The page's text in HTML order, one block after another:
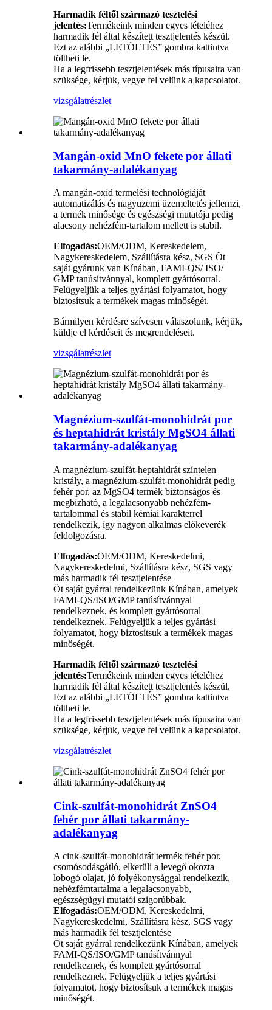
Harmadik féltől származó tesztelési
jelentés:Termékeink minden egyes tételéhez
harmadik fél által készített tesztjelentés készül.
Ezt az alábbi „LETÖLTÉS” gombra kattintva
töltheti le.
Ha a legfrissebb tesztjelentések más típusaira van
szüksége, kérjük, vegye fel velünk a kapcsolatot.
vizsgálatrészlet
Mangán-oxid MnO fekete por állati
takarmány-adalékanyag
A mangán-oxid termelési technológiáját
automatizálás és nagyüzemi üzemeltetés jellemzi,
a termék minősége és egészségi mutatója pedig
alacsony nehézfém-tartalom mellett is stabil.
Elfogadás:OEM/ODM, Kereskedelem,
Nagykereskedelem, Szállításra kész, SGS Öt
saját gyárunk van Kínában, FAMI-QS/ ISO/
GMP tanúsítvánnyal, komplett gyártósorral.
Felügyeljük a teljes gyártási folyamatot, hogy
biztosítsuk a termékek magas minőségét.
Bármilyen kérdésre szívesen válaszolunk, kérjük,
küldje el kérdéseit és megrendeléseit.
vizsgálatrészlet
Magnézium-szulfát-monohidrát por
és heptahidrát kristály MgSO4 állati
takarmány-adalékanyag
A magnézium-szulfát-heptahidrát színtelen
kristály, a magnézium-szulfát-monohidrát pedig
fehér por, az MgSO4 termék biztonságos és
megbízható, a legalacsonyabb nehézfém-
tartalommal és stabil kémiai karakterrel
rendelkezik, így nagyon alkalmas előkeverék
feldolgozásra.
Elfogadás:OEM/ODM, Kereskedelmi,
Nagykereskedelmi, Szállításra kész, SGS vagy
más harmadik fél tesztjelentése
Öt saját gyárral rendelkezünk Kínában, amelyek
FAMI-QS/ISO/GMP tanúsítvánnyal
rendelkeznek, és komplett gyártósorral
rendelkeznek. Felügyeljük a teljes gyártási
folyamatot, hogy biztosítsuk a termékek magas
minőségét.
Harmadik féltől származó tesztelési
jelentés:Termékeink minden egyes tételéhez
harmadik fél által készített tesztjelentés készül.
Ezt az alábbi „LETÖLTÉS” gombra kattintva
töltheti le.
Ha a legfrissebb tesztjelentések más típusaira van
szüksége, kérjük, vegye fel velünk a kapcsolatot.
vizsgálatrészlet
Cink-szulfát-monohidrát ZnSO4
fehér por állati takarmány-
adalékanyag
A cink-szulfát-monohidrát termék fehér por,
csomósodásgátló, elkerüli a levegő okozta
lobogó olajat, jó folyékonysággal rendelkezik,
nehézfémtartalma a legalacsonyabb,
egészségügyi mutatói szigorúbbak.
Elfogadás:OEM/ODM, Kereskedelmi,
Nagykereskedelmi, Szállításra kész, SGS vagy
más harmadik fél tesztjelentése
Öt saját gyárral rendelkezünk Kínában, amelyek
FAMI-QS/ISO/GMP tanúsítvánnyal
rendelkeznek, és komplett gyártósorral
rendelkeznek. Felügyeljük a teljes gyártási
folyamatot, hogy biztosítsuk a termékek magas
minőségét.